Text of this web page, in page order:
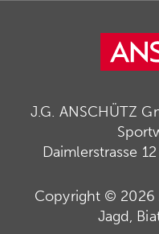
J.G. ANSCHÜTZ
Daimlerstrasse
Copyright © 2026
Jagd,